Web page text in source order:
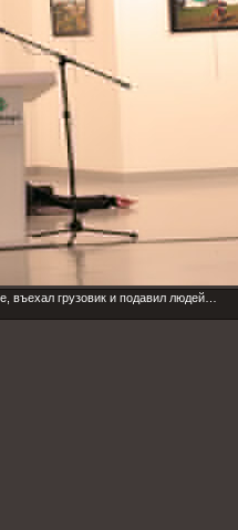
въехал грузовик и подавил людей…